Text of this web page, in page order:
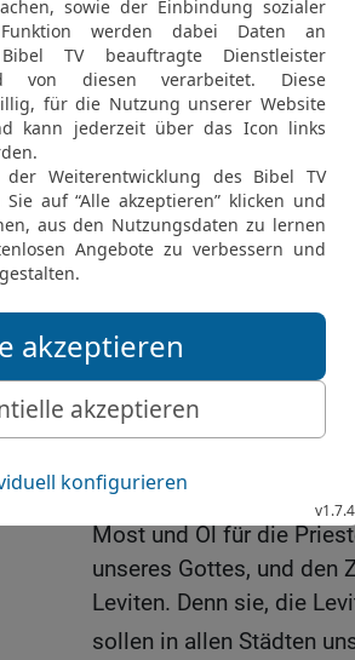
35 Wir, die Priester, die
werfen über die
Familien[5]zu
bringen, Jahr für Jahr,
unseres Gottes,
36 {Wir verpflichten uns,
die Erstlinge aller
Haus des Herrn zu
{Wir verpflichten uns,
unseres Viehbestandes,
und zwar die
zum Haus unseres
Haus unseres Gottes
unseren Hebopfern und
Most und Öl für die
unseres Gottes, und den
Leviten. Denn sie, die
sollen in allen Städten